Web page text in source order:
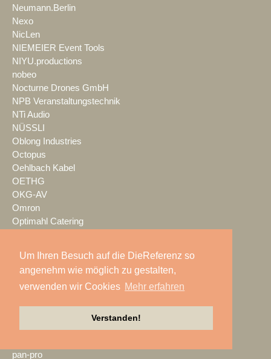
Um Ihren Besuch auf die DieReferenz so
angenehm wie möglich zu gestalten,
verwenden wir Cookies Mehr erfahren
Verstanden!
Neumann.Berlin
Nexo
NicLen
NIEMEIER Event Tools
NIYU.productions
nobeo
Nocturne Drones GmbH
NPB Veranstaltungstechnik
NTi Audio
NÜSSLI
Oblong Industries
Octopus
Oehlbach Kabel
OETHG
OKG-AV
Omron
Optimahl Catering
OS-VT
Otto Events
P2 Veranstaltungstechnik
PAM/events
pan-pro